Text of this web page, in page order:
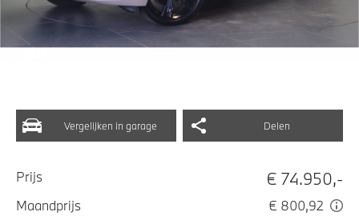
Vergelijken in garage Delen
Prijs € 74.950,-
Maandprijs € 800,92